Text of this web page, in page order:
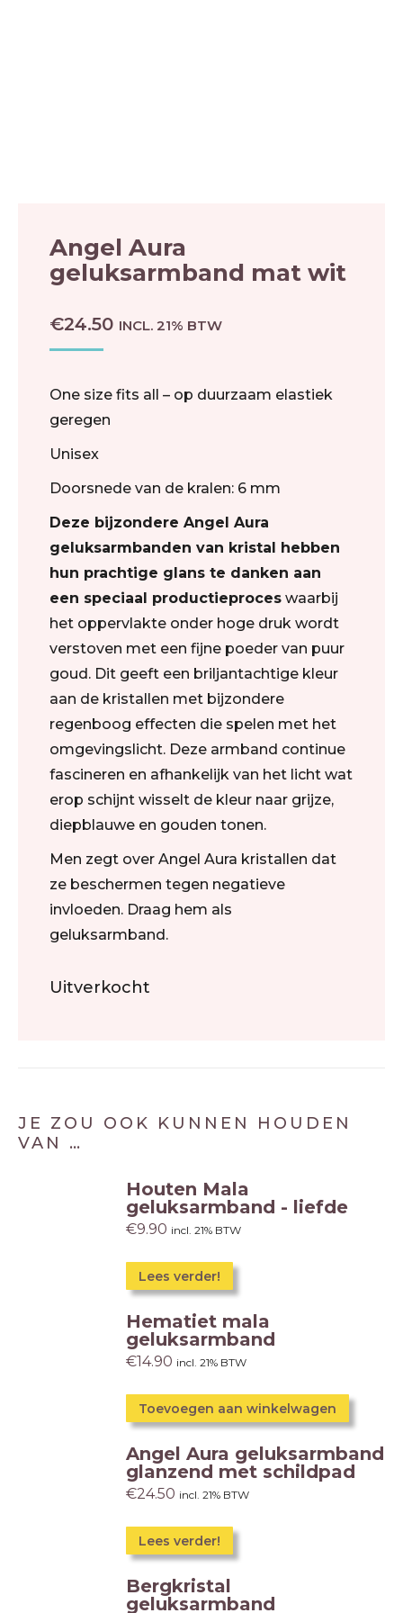
Angel Aura
geluksarmband mat wit
€24.50 INCL. 21% BTW
One size fits all – op duurzaam elastiek
geregen
Unisex
Doorsnede van de kralen: 6 mm
Deze bijzondere Angel Aura
geluksarmbanden van kristal hebben
hun prachtige glans te danken aan
een speciaal productieproces waarbij
het oppervlakte onder hoge druk wordt
verstoven met een fijne poeder van puur
goud. Dit geeft een briljantachtige kleur
aan de kristallen met bijzondere
regenboog effecten die spelen met het
omgevingslicht. Deze armband continue
fascineren en afhankelijk van het licht wat
erop schijnt wisselt de kleur naar grijze,
diepblauwe en gouden tonen.
Men zegt over Angel Aura kristallen dat
ze beschermen tegen negatieve
invloeden. Draag hem als
geluksarmband.
Uitverkocht
JE ZOU OOK KUNNEN HOUDEN
VAN …
Houten Mala
geluksarmband - liefde
€9.90 incl. 21% BTW
Lees verder!
Hematiet mala
geluksarmband
€14.90 incl. 21% BTW
Toevoegen aan winkelwagen
Angel Aura geluksarmband
glanzend met schildpad
€24.50 incl. 21% BTW
Lees verder!
Bergkristal
geluksarmband